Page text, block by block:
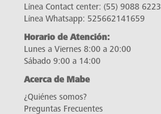
Línea Contact center: (55) 9088 6223
Línea Whatsapp: 525662141659
Horario de Atención:
Lunes a Viernes 8:00 a 20:00
Sábado 9:00 a 14:00
Acerca de Mabe
¿Quiénes somos?
Preguntas Frecuentes